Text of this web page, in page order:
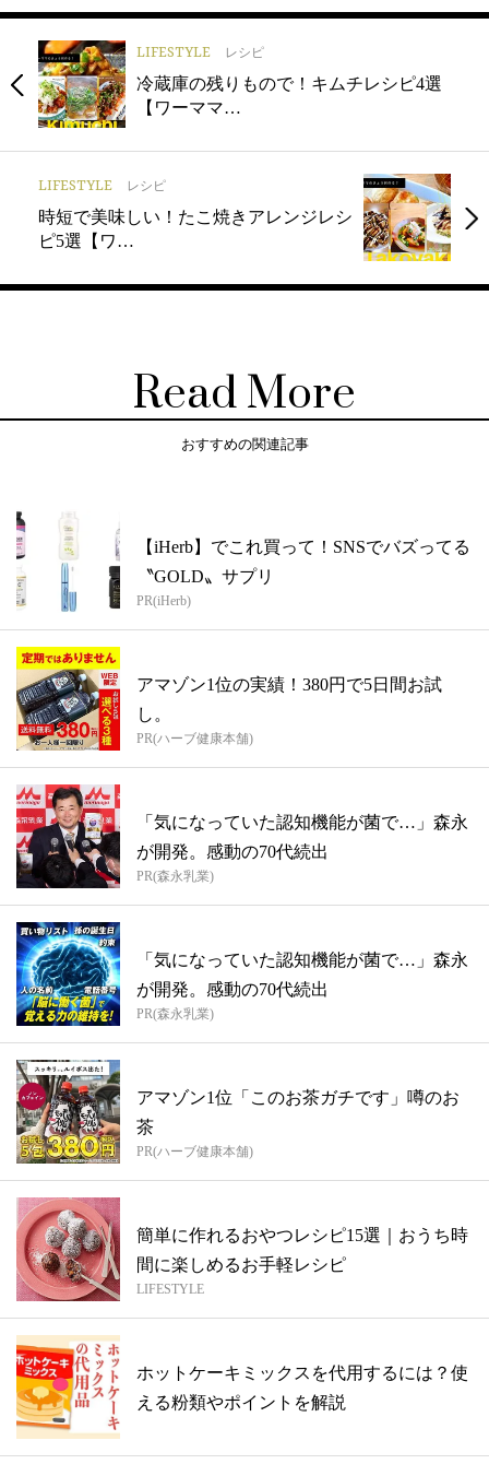
LIFESTYLE レシピ
冷蔵庫の残りもので！キムチレシピ4選
【ワーママ…
LIFESTYLE レシピ
時短で美味しい！たこ焼きアレンジレシ
ピ5選【ワ…
Read More
おすすめの関連記事
【iHerb】でこれ買って！SNSでバズってる
〝GOLD〟サプリ
PR(iHerb)
アマゾン1位の実績！380円で5日間お試
し。
PR(ハーブ健康本舗)
「気になっていた認知機能が菌で…」森永
が開発。感動の70代続出
PR(森永乳業)
「気になっていた認知機能が菌で…」森永
が開発。感動の70代続出
PR(森永乳業)
アマゾン1位「このお茶ガチです」噂のお
茶
PR(ハーブ健康本舗)
簡単に作れるおやつレシピ15選｜おうち時
間に楽しめるお手軽レシピ
LIFESTYLE
ホットケーキミックスを代用するには？使
える粉類やポイントを解説